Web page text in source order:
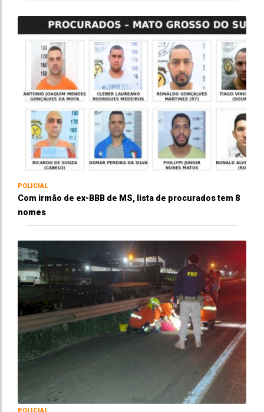
POLICIAL
Com irmão de ex-BBB de MS, lista de procurados tem 8
nomes
POLICIAL